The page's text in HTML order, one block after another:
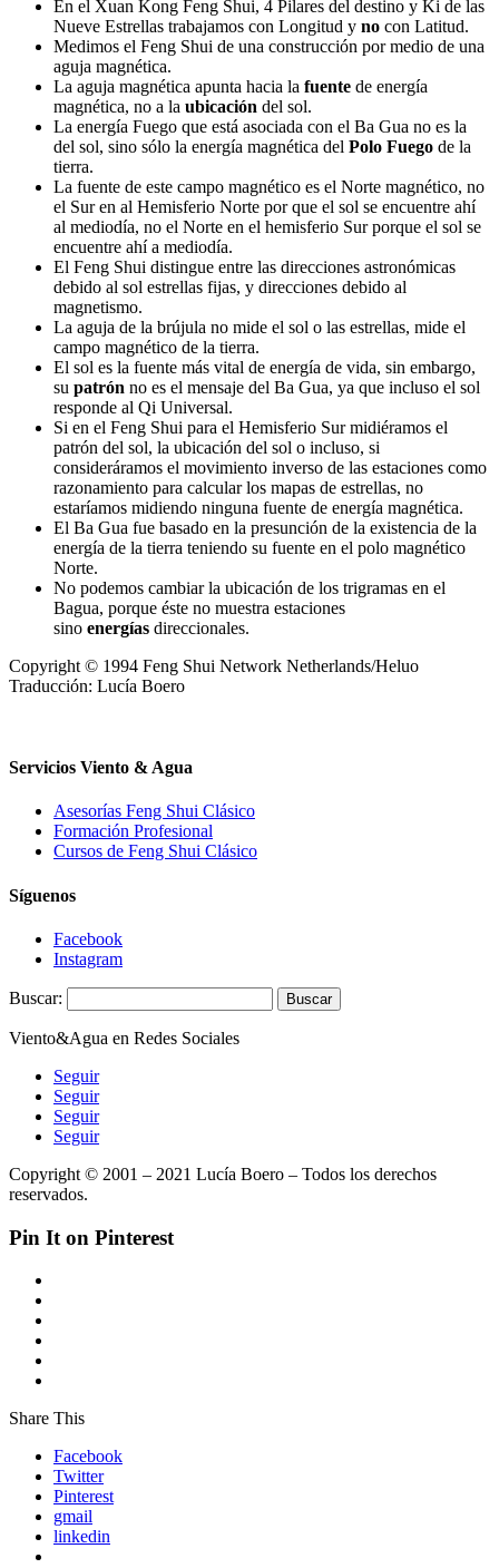
En el Xuan Kong Feng Shui, 4 Pilares del destino y Ki de las
Nueve Estrellas trabajamos con Longitud y no con Latitud.
Medimos el Feng Shui de una construcción por medio de una
aguja magnética.
La aguja magnética apunta hacia la fuente de energía
magnética, no a la ubicación del sol.
La energía Fuego que está asociada con el Ba Gua no es la
del sol, sino sólo la energía magnética del Polo Fuego de la
tierra.
La fuente de este campo magnético es el Norte magnético, no
el Sur en al Hemisferio Norte por que el sol se encuentre ahí
al mediodía, no el Norte en el hemisferio Sur porque el sol se
encuentre ahí a mediodía.
El Feng Shui distingue entre las direcciones astronómicas
debido al sol estrellas fijas, y direcciones debido al
magnetismo.
La aguja de la brújula no mide el sol o las estrellas, mide el
campo magnético de la tierra.
El sol es la fuente más vital de energía de vida, sin embargo,
su patrón no es el mensaje del Ba Gua, ya que incluso el sol
responde al Qi Universal.
Si en el Feng Shui para el Hemisferio Sur midiéramos el
patrón del sol, la ubicación del sol o incluso, si
consideráramos el movimiento inverso de las estaciones como
razonamiento para calcular los mapas de estrellas, no
estaríamos midiendo ninguna fuente de energía magnética.
El Ba Gua fue basado en la presunción de la existencia de la
energía de la tierra teniendo su fuente en el polo magnético
Norte.
No podemos cambiar la ubicación de los trigramas en el
Bagua, porque éste no muestra estaciones
sino energías direccionales.
Copyright © 1994 Feng Shui Network Netherlands/Heluo
Traducción: Lucía Boero
Servicios Viento & Agua
Asesorías Feng Shui Clásico
Formación Profesional
Cursos de Feng Shui Clásico
Síguenos
Facebook
Instagram
Buscar:
Viento&Agua en Redes Sociales
Seguir
Seguir
Seguir
Seguir
Copyright © 2001 – 2021 Lucía Boero – Todos los derechos
reservados.
Pin It on Pinterest
Share This
Facebook
Twitter
Pinterest
gmail
linkedin